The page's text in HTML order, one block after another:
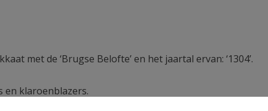
met de ‘Brugse Belofte’ en het jaartal ervan: ‘1304’.
en klaroenblazers.
met op zijn hoofd een kaproen, in de Brugse kleuren,